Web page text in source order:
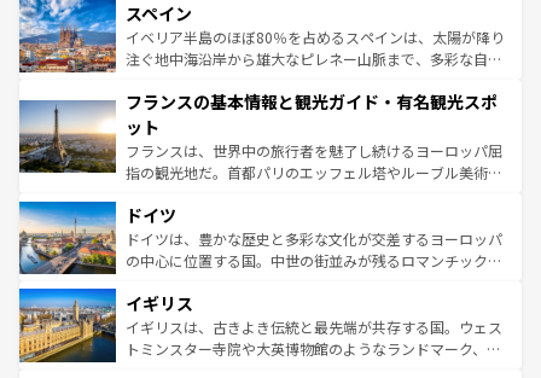
ろん、トスカーナの美しい田園風景やアマルフィ海岸の絶
景など、自然景観も見逃せない。観光の合間には、本場の
ピザやパスタなど、絶品のイタリア料理を堪能することも
ませてくれるイタリアで、忘れられない旅をしてみよう！
なお、新着のイタリア情報は
しい。
スペイン
イベリア半島のほぼ80％を占めるスペインは、太陽が降り
注ぐ地中海沿岸から雄大なピレネー山脈まで、多彩な自然
文化が根付くこの国では、情熱的なフラメンコ、熱気あふ
れる闘牛、そして美味しいタパスが生活の一部となってい
る。首都マドリードの洗練された雰囲気や、バルセロナの
アートに溢れた街角から、地方では古代ローマ遺跡や中世
せる。地方によって風土や気候が異なるスペインはその個
性で訪れる人を魅了する。 なお、新着のスペイン情報は コ
ンテンツ一覧を参照してほしい。
フランスの基本情報と観光ガイド・有名観光スポ
ット
フランスは、世界中の旅行者を魅了し続けるヨーロッパ屈
指の観光地だ。首都パリのエッフェル塔やルーブル美術館
で、幅広い魅力が詰まっている。華麗な宮殿、歴史的な大
聖堂、美しいビーチ、そして豊かな自然が、訪れる者を心
から魅了する。また、フランスは美食の国としても知ら
いる。シャンパンの発祥地であるランス、プロヴァンスの
香り高いラベンダー畑など、多彩な楽しみ方が可能だ。さ
らに、パリ以外の地域にも魅力が溢れており、どの街角に
ドイツ
ドイツは、豊かな歴史と多彩な文化が交差するヨーロッパ
の中心に位置する国。中世の街並みが残るロマンチック街
顔を持つこの国は、どこを歩いても飽きることがない。ベ
ルリンの文化的活気、バイエルン州のアルプスの絶景、そ
してライン川沿いのワイン畑といった風景は必見。ビール
イギリス
イギリスは、古きよき伝統と最先端が共存する国。ウェス
トミンスター寺院や大英博物館のようなランドマーク、歴